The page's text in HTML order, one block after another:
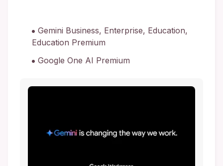
Gemini Business, Enterprise, Education,
Education Premium
Google One AI Premium